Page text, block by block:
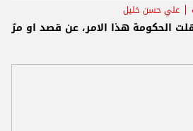
علي حسن خليل
الحكومة هذا الامر، عن قصد او مرّ